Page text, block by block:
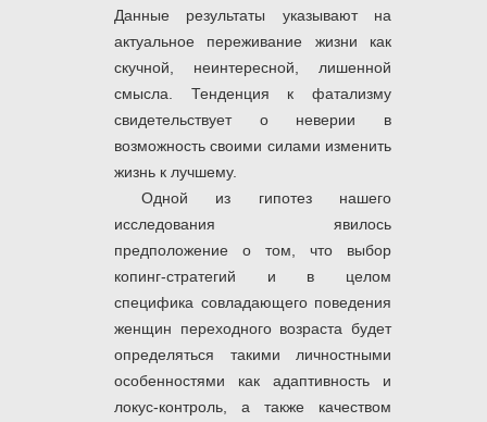
Данные результаты указывают на
актуальное переживание жизни как
скучной, неинтересной, лишенной
смысла. Тенденция к фатализму
свидетельствует о неверии в
возможность своими силами изменить
жизнь к лучшему.
Одной из гипотез нашего
исследования явилось
предположение о том, что выбор
копинг-стратегий и в целом
специфика совладающего поведения
женщин переходного возраста будет
определяться такими личностными
особенностями как адаптивность и
локус-контроль, а также качеством